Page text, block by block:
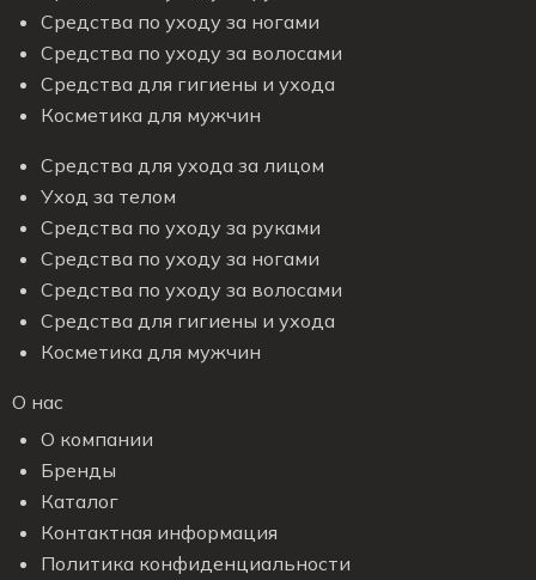
Средства по уходу за ногами
Средства по уходу за волосами
Средства для гигиены и ухода
Косметика для мужчин
Средства для ухода за лицом
Уход за телом
Средства по уходу за руками
Средства по уходу за ногами
Средства по уходу за волосами
Средства для гигиены и ухода
Косметика для мужчин
О нас
О компании
Бренды
Каталог
Контактная информация
Политика конфиденциальности